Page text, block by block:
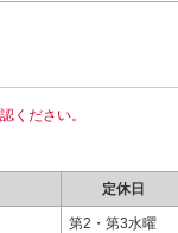
ください。
定休日
第2・第3水曜